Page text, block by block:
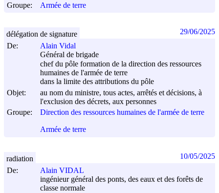
Groupe:
Armée de terre
De:
Alain Vidal
Général de brigade
chef du pôle formation de la direction des ressources
humaines de l'armée de terre
dans la limite des attributions du pôle
Objet:
au nom du ministre, tous actes, arrêtés et décisions, à
l'exclusion des décrets, aux personnes
Groupe:
Direction des ressources humaines de l'armée de terre
Armée de terre
délégation de signature 29/06/2025
De:
Alain VIDAL
ingénieur général des ponts, des eaux et des forêts de
classe normale
radiation 10/05/2025